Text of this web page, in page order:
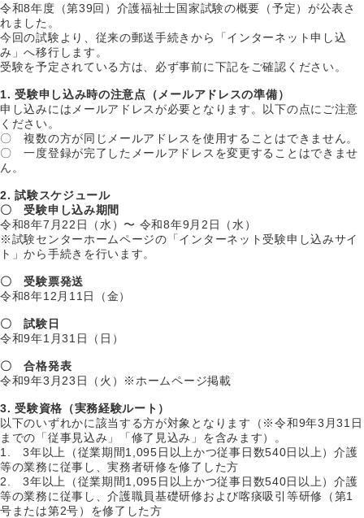
令和8年度（第39回）介護福祉士国家試験の概要（予定）が公表さ
れました。
今回の試験より、従来の郵送手続きから「インターネット申し込
み」へ移行します。
受験を予定されている方は、必ず事前に下記をご確認ください。
1. 受験申し込み時の注意点（メールアドレスの準備）
申し込みにはメールアドレスが必要となります。以下の点にご注意
ください。
〇 複数の方が同じメールアドレスを使用することはできません。
〇 一度登録が完了したメールアドレスを変更することはできませ
ん。
2. 試験スケジュール
〇 受験申し込み期間
令和8年7月22日（水）〜 令和8年9月2日（水）
※試験センターホームページの「インターネット受験申し込みサイ
ト」から手続きを行います。
〇 受験票発送
令和8年12月11日（金）
〇 試験日
令和9年1月31日（日）
〇 合格発表
令和9年3月23日（火）※ホームページ掲載
3. 受験資格（実務経験ルート）
以下のいずれかに該当する方が対象となります（※令和9年3月31日
までの「従事見込み」「修了見込み」を含みます）。
1. 3年以上（従業期間1,095日以上かつ従事日数540日以上）介護
等の業務に従事し、実務者研修を修了した方
2. 3年以上（従業期間1,095日以上かつ従事日数540日以上）介護
等の業務に従事し、介護職員基礎研修および喀痰吸引等研修（第1
号または第2号）を修了した方